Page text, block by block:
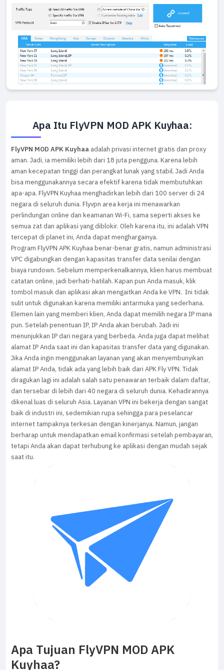
Apa Itu FlyVPN MOD APK Kuyhaa:
FlyVPN MOD APK Kuyhaa adalah privasi internet gratis dan proxy
aman. Jadi, ia memiliki lebih dari 18 juta pengguna. Karena lebih
aman kecepatan tinggi dan perangkat lunak yang stabil. Jadi Anda
bisa menggunakannya secara efektif karena tidak membutuhkan
apa-apa. FlyVPN Kuyhaa menghadirkan lebih dari 100 server di 24
negara di seluruh dunia. Flyvpn area kerja ini menawarkan
perlindungan online dan keamanan Wi-Fi, sama seperti akses ke
semua zat dan aplikasi yang diblokir. Oleh karena itu, ini adalah VPN
tercepat di planet ini, Anda dapat menghargainya.
Program FlyVPN APK Kuyhaa benar-benar gratis, namun administrasi
VPC digabungkan dengan kapasitas transfer data senilai dengan
biaya rundown. Sebelum memperkenalkannya, klien harus membuat
catatan online, jadi berhati-hatilah. Kapan pun Anda masuk, klik
tombol masuk dan aplikasi akan mengaitkan Anda ke VPN. Ini tidak
sulit untuk digunakan karena memiliki antarmuka yang sederhana.
Elemen lain yang memberi klien, Anda dapat memilih negara IP mana
pun. Setelah penentuan IP, IP Anda akan berubah. Jadi ini
menunjukkan IP dari negara yang berbeda. Anda juga dapat melihat
alamat IP Anda saat ini dan kapasitas transfer data yang digunakan.
Jika Anda ingin menggunakan layanan yang akan menyembunyikan
alamat IP Anda, tidak ada yang lebih baik dari APK Fly VPN. Tidak
diragukan lagi ini adalah salah satu penawaran terbaik dalam daftar,
dan tersebar di lebih dari 40 negara di seluruh dunia. Kehadirannya
dikenal luas di seluruh Asia. Layanan VPN ini bekerja dengan sangat
baik di industri ini, sedemikian rupa sehingga para peselancar
internet tampaknya terkesan dengan kinerjanya. Namun, jangan
berharap untuk mendapatkan email konfirmasi setelah pembayaran,
tetapi Anda akan dapat terhubung ke aplikasi dengan mudah sejak
saat itu.
Apa Tujuan FlyVPN MOD APK
Kuyhaa?